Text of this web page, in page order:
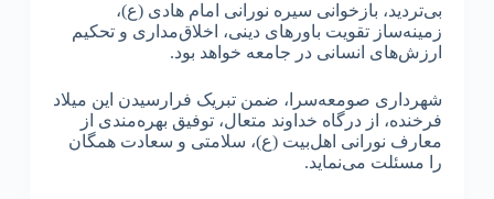
بی‌تردید، بازخوانی سیره نورانی امام هادی (ع)،
زمینه‌ساز تقویت باورهای دینی، اخلاق‌مداری و تحکیم
ارزش‌های انسانی در جامعه خواهد بود.
شهرداری صومعه‌سرا، ضمن تبریک فرارسیدن این میلاد
فرخنده، از درگاه خداوند متعال، توفیق بهره‌مندی از
معارف نورانی اهل‌بیت (ع)، سلامتی و سعادت همگان
را مسئلت می‌نماید.